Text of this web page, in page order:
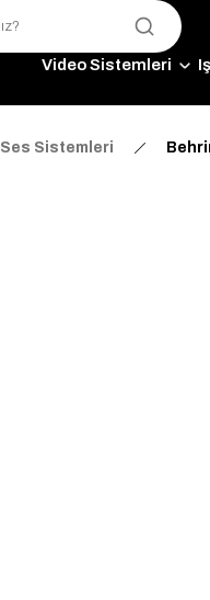
Video Sistemleri
Ses Sistemleri